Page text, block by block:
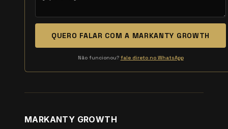
QUERO FALAR COM A MARKANTY GROWTH
Não funcionou? fale direto no WhatsApp
MARKANTY GROWTH